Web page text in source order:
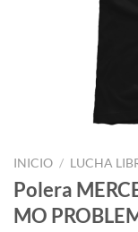
INICIO / LUCHA
Polera
MO